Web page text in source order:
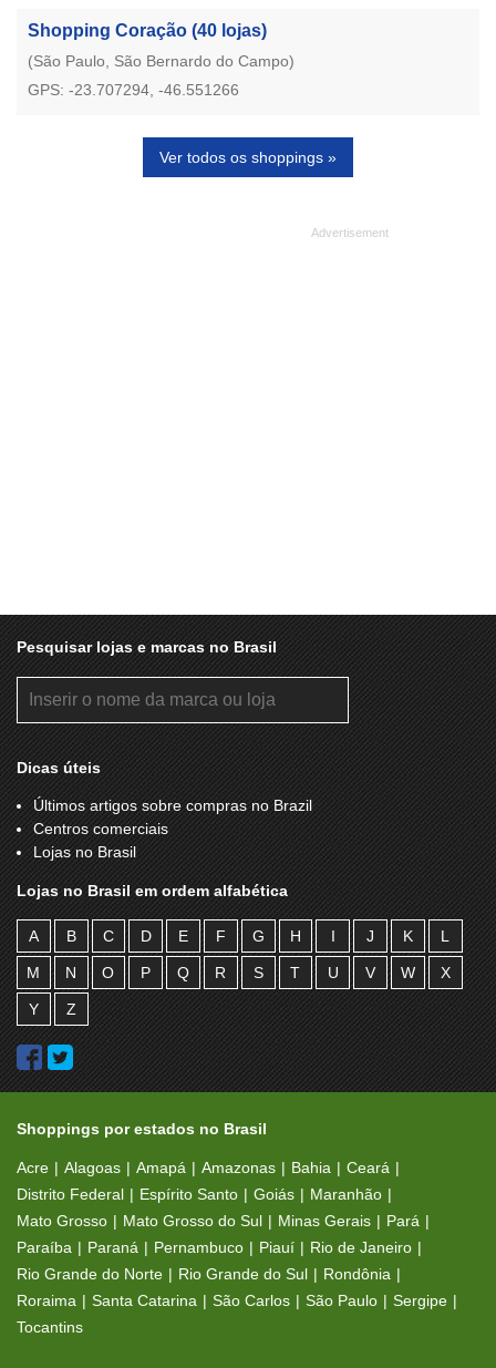
Shopping Coração (40 lojas)
(São Paulo, São Bernardo do Campo)
GPS: -23.707294, -46.551266
Ver todos os shoppings »
Pesquisar lojas e marcas no Brasil
Dicas úteis
Últimos artigos sobre compras no Brazil
Centros comerciais
Lojas no Brasil
Lojas no Brasil em ordem alfabética
A B C D E F G H I J K L
M N O P Q R S T U V W X
Y Z
Shoppings por estados no Brasil
Acre Alagoas Amapá Amazonas Bahia
Ceará
Distrito Federal
Espírito Santo Goiás
Maranhão
Mato Grosso
Mato Grosso do Sul Minas Gerais
Pará
Paraíba
Paraná Pernambuco Piauí
Rio de Janeiro
Rio Grande do Norte
Rio Grande do Sul
Rondônia
Roraima
Santa Catarina São Carlos São Paulo
Sergipe
Tocantins